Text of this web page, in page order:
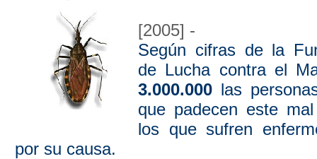
[2005] -
Según cifras de la
de Lucha contra el
3.000.000 las
que padecen este
los que sufren
por su causa.